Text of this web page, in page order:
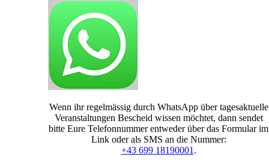
Wenn ihr regelmässig durch WhatsApp über tagesaktuelle
Veranstaltungen Bescheid wissen möchtet, dann sendet
bitte Eure Telefonnummer entweder über das Formular im
Link oder als SMS an die Nummer:
+43 699 18190001 .